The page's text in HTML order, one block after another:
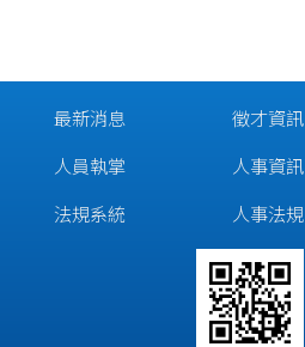
最新消息
人員執掌
法規系統
徵才資訊
人事資訊
人事法規